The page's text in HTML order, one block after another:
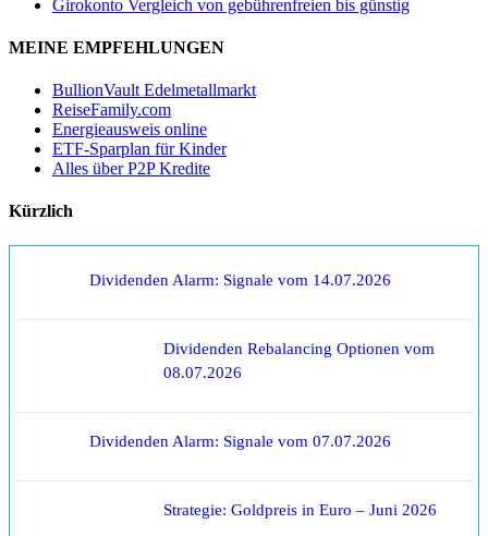
Girokonto Vergleich von gebührenfreien bis günstig
MEINE EMPFEHLUNGEN
BullionVault Edelmetallmarkt
ReiseFamily.com
Energieausweis online
ETF-Sparplan für Kinder
Alles über P2P Kredite
Kürzlich
Dividenden Alarm: Signale vom 14.07.2026
Dividenden Rebalancing Optionen vom
08.07.2026
Dividenden Alarm: Signale vom 07.07.2026
Strategie: Goldpreis in Euro – Juni 2026